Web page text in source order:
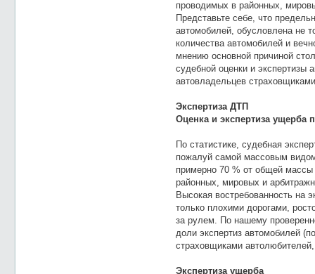
проводимых в районных,
Представьте себе, что
автомобилей, обyсловлена не
количества автомобилей и
мнению основной причиной
судебной оценки и экспертизы
автовладельцев страховщиками
Экспертиза ДТП
Оценка и экспертиза
По статистике, судебная
пожалуй самой массовым
примерно 70 % от общей
районных, мировых и
Высокая востребованность на
только плохими дорогами,
за рулем. По нашему
доли экспертиз автомобилей
страховщиками
Экспертиза ущерба